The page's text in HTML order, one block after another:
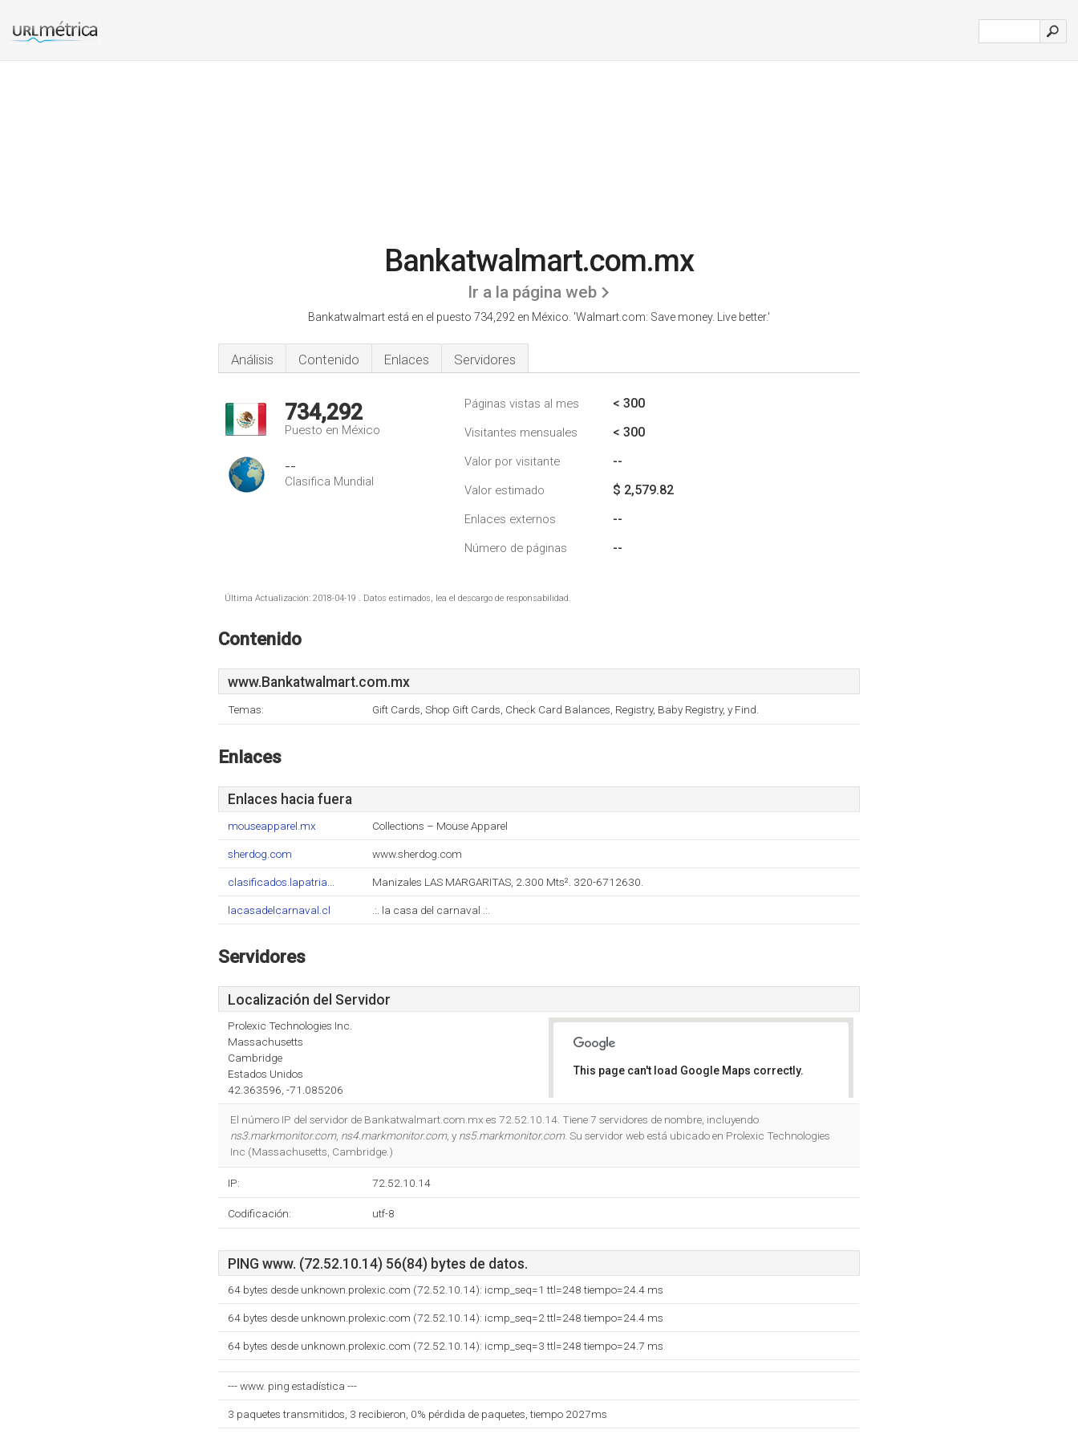
Bankatwalmart.com.mx
Ir a la página web
Bankatwalmart está en el puesto 734,292 en México. 'Walmart.com: Save money. Live better.'
Análisis Contenido Enlaces Servidores
734,292
Puesto en México
--
Clasifica Mundial
Páginas vistas al mes < 300
Visitantes mensuales < 300
Valor por visitante --
Valor estimado $ 2,579.82
Enlaces externos --
Número de páginas --
Última Actualización: 2018-04-19 . Datos estimados, lea el descargo de responsabilidad.
Contenido
www.Bankatwalmart.com.mx
Temas: Gift Cards, Shop Gift Cards, Check Card Balances, Registry, Baby Registry, y Find.
Enlaces
Enlaces hacia fuera
mouseapparel.mx Collections – Mouse Apparel
sherdog.com www.sherdog.com
clasificados.lapatria... Manizales LAS MARGARITAS, 2.300 Mts². 320-6712630.
lacasadelcarnaval.cl .:. la casa del carnaval .:.
Servidores
Localización del Servidor
Prolexic Technologies Inc.
Massachusetts
Cambridge
Estados Unidos
42.363596, -71.085206
This page can't load Google Maps correctly.
El número IP del servidor de Bankatwalmart.com.mx es 72.52.10.14. Tiene 7 servidores de nombre, incluyendo
ns3.markmonitor.com, ns4.markmonitor.com, y ns5.markmonitor.com. Su servidor web está ubicado en Prolexic Technologies
Inc (Massachusetts, Cambridge.)
IP: 72.52.10.14
Codificación: utf-8
PING www. (72.52.10.14) 56(84) bytes de datos.
64 bytes desde unknown.prolexic.com (72.52.10.14): icmp_seq=1 ttl=248 tiempo=24.4 ms
64 bytes desde unknown.prolexic.com (72.52.10.14): icmp_seq=2 ttl=248 tiempo=24.4 ms
64 bytes desde unknown.prolexic.com (72.52.10.14): icmp_seq=3 ttl=248 tiempo=24.7 ms
--- www. ping estadística ---
3 paquetes transmitidos, 3 recibieron, 0% pérdida de paquetes, tiempo 2027ms